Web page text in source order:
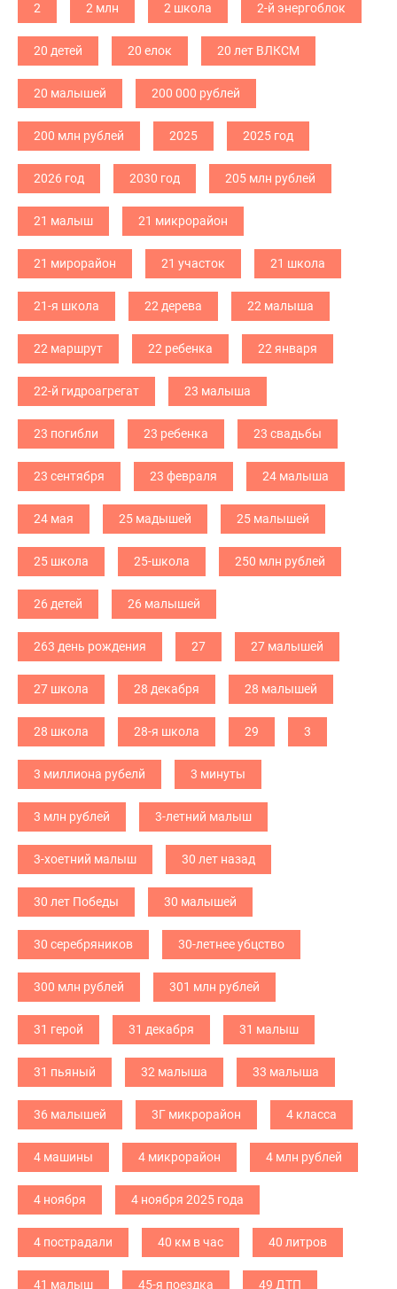
2 2 млн 2 школа 2-й энергоблок
20 детей 20 елок 20 лет ВЛКСМ
20 малышей 200 000 рублей
200 млн рублей 2025 2025 год
2026 год 2030 год 205 млн рублей
21 малыш 21 микрорайон
21 мирорайон 21 участок 21 школа
21-я школа 22 дерева 22 малыша
22 маршрут 22 ребенка 22 января
22-й гидроагрегат 23 малыша
23 погибли 23 ребенка 23 свадьбы
23 сентября 23 февраля 24 малыша
24 мая 25 мадышей 25 малышей
25 школа 25-школа 250 млн рублей
26 детей 26 малышей
263 день рождения 27 27 малышей
27 школа 28 декабря 28 малышей
28 школа 28-я школа 29 3
3 миллиона рубелй 3 минуты
3 млн рублей 3-летний малыш
3-хоетний малыш 30 лет назад
30 лет Победы 30 малышей
30 серебряников 30-летнее убцство
300 млн рублей 301 млн рублей
31 герой 31 декабря 31 малыш
31 пьяный 32 малыша 33 малыша
36 малышей 3Г микрорайон 4 класса
4 машины 4 микрорайон 4 млн рублей
4 ноября 4 ноября 2025 года
4 пострадали 40 км в час 40 литров
41 малыш 45-я поездка 49 ДТП